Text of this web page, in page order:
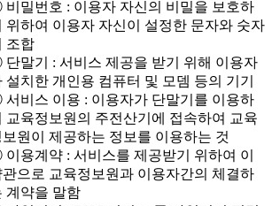
밀번호 : 이용자 자신의 비밀을 보호하
위하여 이용자 자신이 설정한 문자와 숫자
조합
말기 : 서비스 제공을 받기 위해 이용자
설치한 개인용 컴퓨터 및 모뎀 등의 기기
비스 이용 : 이용자가 단말기를 이용하
교육정보원의 주전산기에 접속하여 교육
보원이 제공하는 정보를 이용하는 것
용계약 : 서비스를 제공받기 위하여 이
관으로 교육정보원과 이용자간의 체결하
계약을 말함